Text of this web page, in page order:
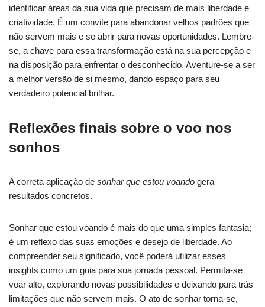
identificar áreas da sua vida que precisam de mais liberdade e
criatividade. É um convite para abandonar velhos padrões que
não servem mais e se abrir para novas oportunidades. Lembre-
se, a chave para essa transformação está na sua percepção e
na disposição para enfrentar o desconhecido. Aventure-se a ser
a melhor versão de si mesmo, dando espaço para seu
verdadeiro potencial brilhar.
Reflexões finais sobre o voo nos
sonhos
A correta aplicação de sonhar que estou voando gera
resultados concretos.
Sonhar que estou voando é mais do que uma simples fantasia;
é um reflexo das suas emoções e desejo de liberdade. Ao
compreender seu significado, você poderá utilizar esses
insights como um guia para sua jornada pessoal. Permita-se
voar alto, explorando novas possibilidades e deixando para trás
limitações que não servem mais. O ato de sonhar torna-se,